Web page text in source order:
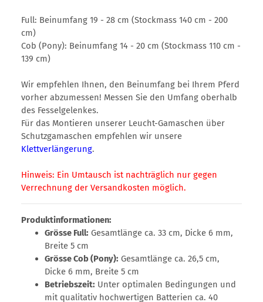
Full: Beinumfang 19 - 28 cm (Stockmass 140 cm - 200
cm)
Cob (Pony): Beinumfang 14 - 20 cm (Stockmass 110 cm -
139 cm)
Wir empfehlen Ihnen, den Beinumfang bei Ihrem Pferd
vorher abzumessen! Messen Sie den Umfang oberhalb
des Fesselgelenkes.
Für das Montieren unserer Leucht-Gamaschen über
Schutzgamaschen empfehlen wir unsere
Klettverlängerung.
Hinweis: Ein Umtausch ist nachträglich nur gegen
Verrechnung der Versandkosten möglich.
Produktinformationen:
Grösse Full: Gesamtlänge ca. 33 cm, Dicke 6 mm,
Breite 5 cm
Grösse Cob (Pony): Gesamtlänge ca. 26,5 cm,
Dicke 6 mm, Breite 5 cm
Betriebszeit: Unter optimalen Bedingungen und
mit qualitativ hochwertigen Batterien ca. 40